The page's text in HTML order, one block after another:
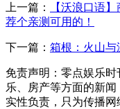
上一篇：
【沃浪口语
荐个亲测可用的！
下一篇： 箱根：火山与
免责声明：零点娱乐
乐、房产等方面的新
实性负责，只为传播